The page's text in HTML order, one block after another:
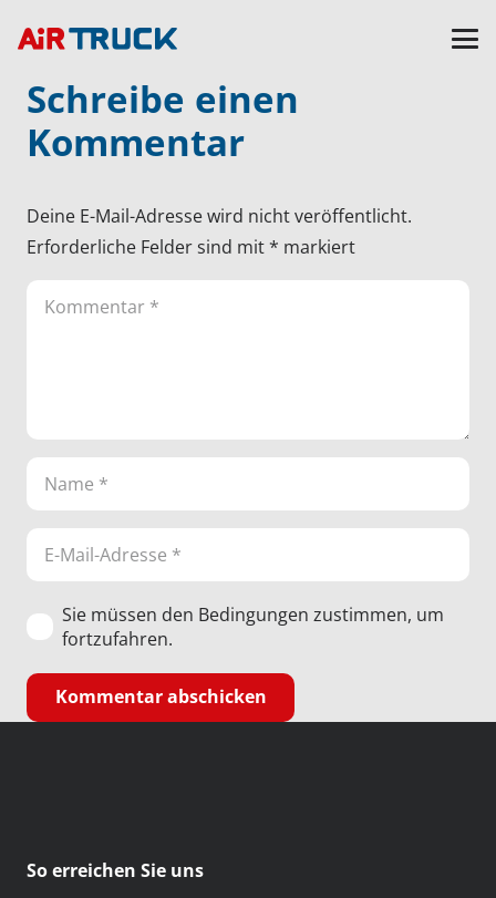
Schreibe einen
Kommentar
Deine E-Mail-Adresse wird nicht veröffentlicht.
Erforderliche Felder sind mit* markiert
Sie müssen den Bedingungen zustimmen, um
fortzufahren.
Kommentar abschicken
So erreichen Sie uns